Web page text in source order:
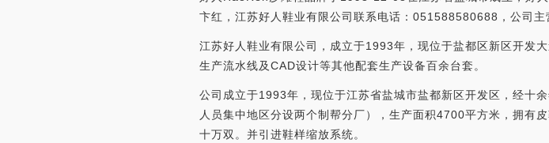
卞红，江苏好人鞋业有限公司联系电话：051588580688，公司主
江苏好人鞋业有限公司，成立于1993年，现位于盐都区新区开发
生产流水线及CAD设计等其他配套生产设备百余台套。
公司成立于1993年，现位于江苏省盐城市盐都新区开发区，经十
人员集中地区分设两个制帮分厂），生产面积4700平方米，拥有
十万双。并引进鞋样缩放系统。